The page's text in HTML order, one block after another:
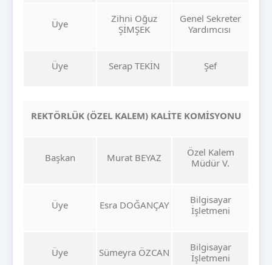
Üye
Zihni Oğuz
ŞİMŞEK
Genel Sekreter
Yardımcısı
Üye Serap TEKİN Şef
REKTÖRLÜK (ÖZEL KALEM) KALİTE KOMİSYONU
Başkan Murat BEYAZ
Özel Kalem
Müdür V.
Üye Esra DOĞANÇAY
Bilgisayar
İşletmeni
Üye Sümeyra ÖZCAN
Bilgisayar
İşletmeni